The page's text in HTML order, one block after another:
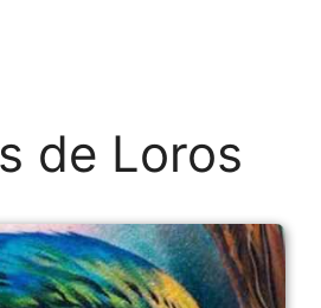
de Loros